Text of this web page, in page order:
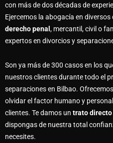
con más de dos décadas de
Ejercemos la abogacía en
derecho penal , mercantil, civil o
expertos en divorcios y
Son ya más de 300 casos en los
nuestros clientes durante todo el
separaciones en Bilbao.
olvidar el factor humano y
clientes. Te damos un trato
dispongas de nuestra total
necesites.